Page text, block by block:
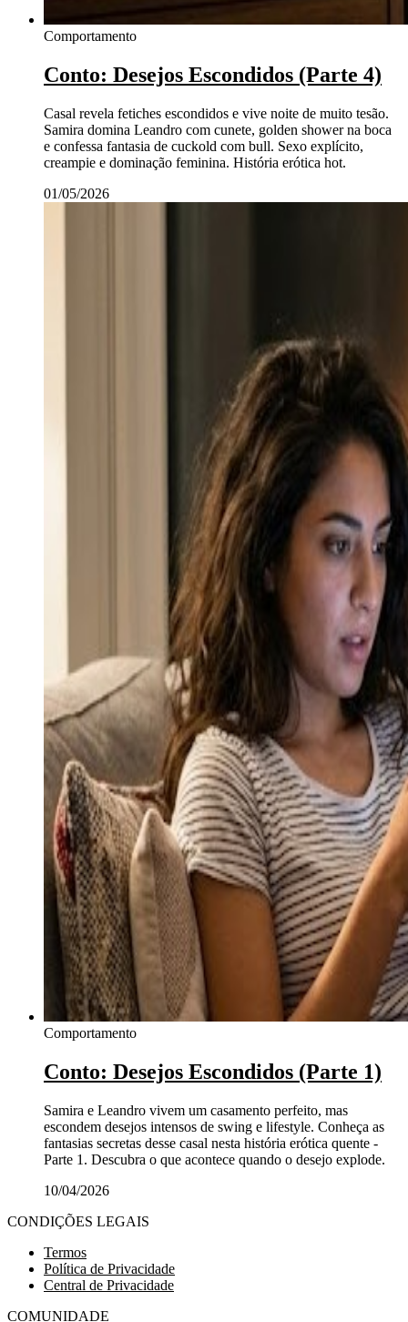
Comportamento
Conto: Desejos Escondidos (Parte 4)
Casal revela fetiches escondidos e vive noite de muito tesão.
Samira domina Leandro com cunete, golden shower na boca
e confessa fantasia de cuckold com bull. Sexo explícito,
creampie e dominação feminina. História erótica hot.
01/05/2026
Comportamento
Conto: Desejos Escondidos (Parte 1)
Samira e Leandro vivem um casamento perfeito, mas
escondem desejos intensos de swing e lifestyle. Conheça as
fantasias secretas desse casal nesta história erótica quente -
Parte 1. Descubra o que acontece quando o desejo explode.
10/04/2026
CONDIÇÕES LEGAIS
Termos
Política de Privacidade
Central de Privacidade
COMUNIDADE